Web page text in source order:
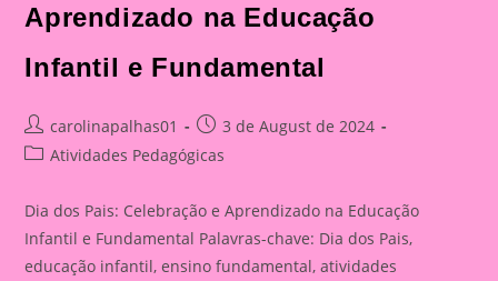
Aprendizado na Educação
Infantil e Fundamental
Post
author:
carolinapalhas01
Post
published:
3 de August de 2024
PostAtividades Pedagógicas
Dia dos Pais: Celebração e Aprendizado na Educação
Infantil e Fundamental Palavras-chave: Dia dos Pais,
educação infantil, ensino fundamental, atividades